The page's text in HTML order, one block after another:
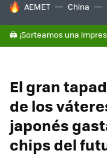
HOY SE HABLA DE
AEMET China
🖨️ ¡Sorteamos una
El gran
de los
japonés
chips del